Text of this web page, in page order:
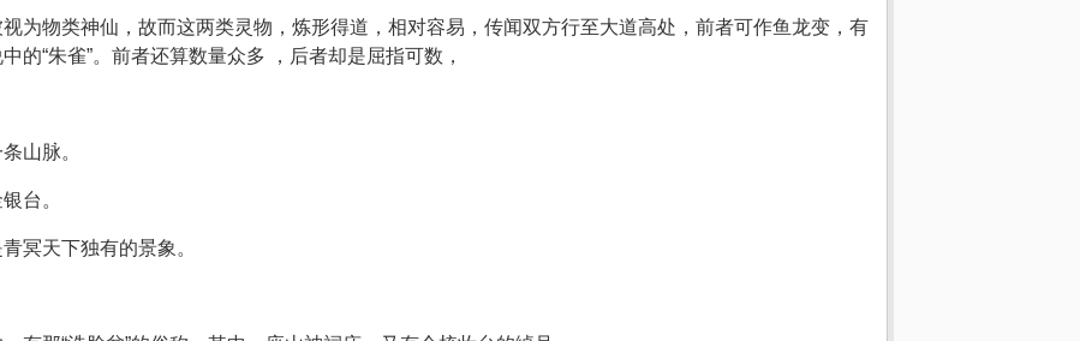
为物类神仙，故而这两类灵物，炼形得道，相对容易，传闻双方行至大道高处，前者可作鱼龙变，有
的“朱雀”。前者还算数量众多 ，后者却是屈指可数，
山脉。
台。
冥天下独有的景象。